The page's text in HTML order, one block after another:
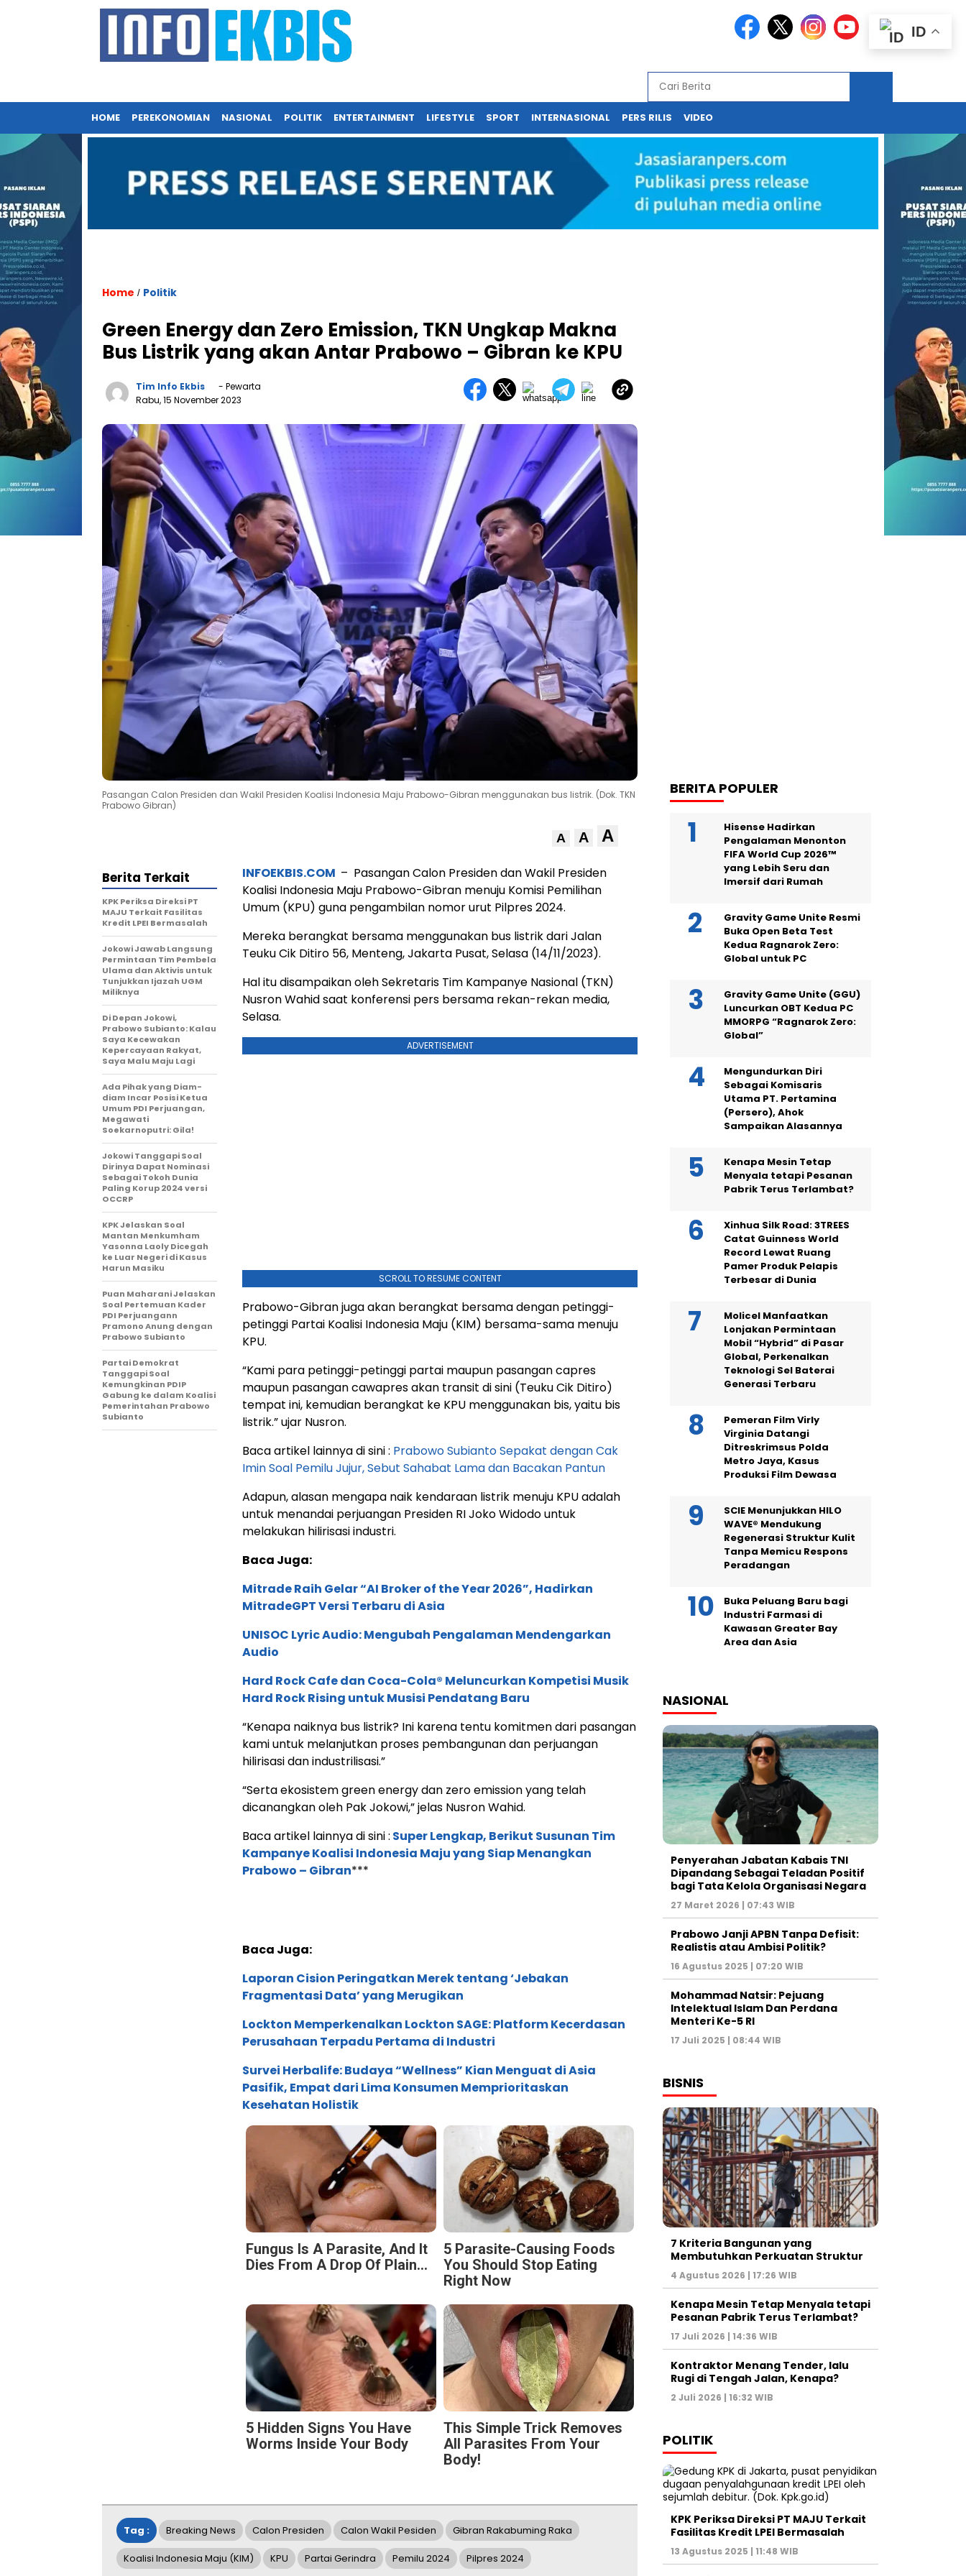
HOME PEREKONOMIAN NASIONAL POLITIK ENTERTAINMENT LIFESTYLE SPORT INTERNASIONAL PERS RILIS VIDEO
Home / Politik
Green Energy dan Zero Emission, TKN Ungkap Makna
Bus Listrik yang akan Antar Prabowo – Gibran ke KPU
Tim Info Ekbis
- Pewarta
Rabu, 15 November 2023
Pasangan Calon Presiden dan Wakil Presiden Koalisi Indonesia Maju Prabowo-Gibran menggunakan bus listrik. (Dok. TKN
Prabowo Gibran)
A A A
INFOEKBIS.COM – Pasangan Calon Presiden dan Wakil Presiden
Koalisi Indonesia Maju Prabowo-Gibran menuju Komisi Pemilihan
Umum (KPU) guna pengambilan nomor urut Pilpres 2024.
Mereka berangkat bersama menggunakan bus listrik dari Jalan
Teuku Cik Ditiro 56, Menteng, Jakarta Pusat, Selasa (14/11/2023).
Hal itu disampaikan oleh Sekretaris Tim Kampanye Nasional (TKN)
Nusron Wahid saat konferensi pers bersama rekan-rekan media,
Selasa.
ADVERTISEMENT
SCROLL TO RESUME CONTENT
Prabowo-Gibran juga akan berangkat bersama dengan petinggi-
petinggi Partai Koalisi Indonesia Maju (KIM) bersama-sama menuju
KPU.
“Kami para petinggi-petinggi partai maupun pasangan capres
maupun pasangan cawapres akan transit di sini (Teuku Cik Ditiro)
tempat ini, kemudian berangkat ke KPU menggunakan bis, yaitu bis
listrik.” ujar Nusron.
Baca artikel lainnya di sini : Prabowo Subianto Sepakat dengan Cak
Imin Soal Pemilu Jujur, Sebut Sahabat Lama dan Bacakan Pantun
Adapun, alasan mengapa naik kendaraan listrik menuju KPU adalah
untuk menandai perjuangan Presiden RI Joko Widodo untuk
melakukan hilirisasi industri.
Baca Juga:
Mitrade Raih Gelar “AI Broker of the Year 2026”, Hadirkan
MitradeGPT Versi Terbaru di Asia
UNISOC Lyric Audio: Mengubah Pengalaman Mendengarkan
Audio
Hard Rock Cafe dan Coca-Cola® Meluncurkan Kompetisi Musik
Hard Rock Rising untuk Musisi Pendatang Baru
“Kenapa naiknya bus listrik? Ini karena tentu komitmen dari pasangan
kami untuk melanjutkan proses pembangunan dan perjuangan
hilirisasi dan industrilisasi.”
“Serta ekosistem green energy dan zero emission yang telah
dicanangkan oleh Pak Jokowi,” jelas Nusron Wahid.
Baca artikel lainnya di sini : Super Lengkap, Berikut Susunan Tim
Kampanye Koalisi Indonesia Maju yang Siap Menangkan
Prabowo – Gibran***
Baca Juga:
Laporan Cision Peringatkan Merek tentang ‘Jebakan
Fragmentasi Data’ yang Merugikan
Lockton Memperkenalkan Lockton SAGE: Platform Kecerdasan
Perusahaan Terpadu Pertama di Industri
Survei Herbalife: Budaya “Wellness” Kian Menguat di Asia
Pasifik, Empat dari Lima Konsumen Memprioritaskan
Kesehatan Holistik
Fungus Is A Parasite, And It
Dies From A Drop Of Plain...
5 Parasite-Causing Foods
You Should Stop Eating
Right Now
5 Hidden Signs You Have
Worms Inside Your Body
This Simple Trick Removes
All Parasites From Your
Body!
Berita Terkait
KPK Periksa Direksi PT
MAJU Terkait Fasilitas
Kredit LPEI Bermasalah
Jokowi Jawab Langsung
Permintaan Tim Pembela
Ulama dan Aktivis untuk
Tunjukkan Ijazah UGM
Miliknya
Di Depan Jokowi,
Prabowo Subianto: Kalau
Saya Kecewakan
Kepercayaan Rakyat,
Saya Malu Maju Lagi
Ada Pihak yang Diam-
diam Incar Posisi Ketua
Umum PDI Perjuangan,
Megawati
Soekarnoputri: Gila!
Jokowi Tanggapi Soal
Dirinya Dapat Nominasi
Sebagai Tokoh Dunia
Paling Korup 2024 versi
OCCRP
KPK Jelaskan Soal
Mantan Menkumham
Yasonna Laoly Dicegah
ke Luar Negeri di Kasus
Harun Masiku
Puan Maharani Jelaskan
Soal Pertemuan Kader
PDI Perjuangann
Pramono Anung dengan
Prabowo Subianto
Partai Demokrat
Tanggapi Soal
Kemungkinan PDIP
Gabung ke dalam Koalisi
Pemerintahan Prabowo
Subianto
Tag : Breaking News Calon Presiden Calon Wakil Pesiden Gibran Rakabuming Raka
Koalisi Indonesia Maju (KIM) KPU Partai Gerindra Pemilu 2024 Pilpres 2024
BERITA POPULER
Hisense Hadirkan
Pengalaman Menonton
FIFA World Cup 2026™
yang Lebih Seru dan
Imersif dari Rumah
Gravity Game Unite Resmi
Buka Open Beta Test
Kedua Ragnarok Zero:
Global untuk PC
Gravity Game Unite (GGU)
Luncurkan OBT Kedua PC
MMORPG “Ragnarok Zero:
Global”
Mengundurkan Diri
Sebagai Komisaris
Utama PT. Pertamina
(Persero), Ahok
Sampaikan Alasannya
Kenapa Mesin Tetap
Menyala tetapi Pesanan
Pabrik Terus Terlambat?
Xinhua Silk Road: 3TREES
Catat Guinness World
Record Lewat Ruang
Pamer Produk Pelapis
Terbesar di Dunia
Molicel Manfaatkan
Lonjakan Permintaan
Mobil “Hybrid” di Pasar
Global, Perkenalkan
Teknologi Sel Baterai
Generasi Terbaru
Pemeran Film Virly
Virginia Datangi
Ditreskrimsus Polda
Metro Jaya, Kasus
Produksi Film Dewasa
SCIE Menunjukkan HILO
WAVE® Mendukung
Regenerasi Struktur Kulit
Tanpa Memicu Respons
Peradangan
Buka Peluang Baru bagi
Industri Farmasi di
Kawasan Greater Bay
Area dan Asia
NASIONAL
Penyerahan Jabatan Kabais TNI
Dipandang Sebagai Teladan Positif
bagi Tata Kelola Organisasi Negara
27 Maret 2026 | 07:43 WIB
Prabowo Janji APBN Tanpa Defisit:
Realistis atau Ambisi Politik?
16 Agustus 2025 | 07:20 WIB
Mohammad Natsir: Pejuang
Intelektual Islam Dan Perdana
Menteri Ke-5 RI
17 Juli 2025 | 08:44 WIB
BISNIS
7 Kriteria Bangunan yang
Membutuhkan Perkuatan Struktur
4 Agustus 2026 | 17:26 WIB
Kenapa Mesin Tetap Menyala tetapi
Pesanan Pabrik Terus Terlambat?
17 Juli 2026 | 14:36 WIB
Kontraktor Menang Tender, lalu
Rugi di Tengah Jalan, Kenapa?
2 Juli 2026 | 16:32 WIB
POLITIK
KPK Periksa Direksi PT MAJU Terkait
Fasilitas Kredit LPEI Bermasalah
13 Agustus 2025 | 11:48 WIB
ID